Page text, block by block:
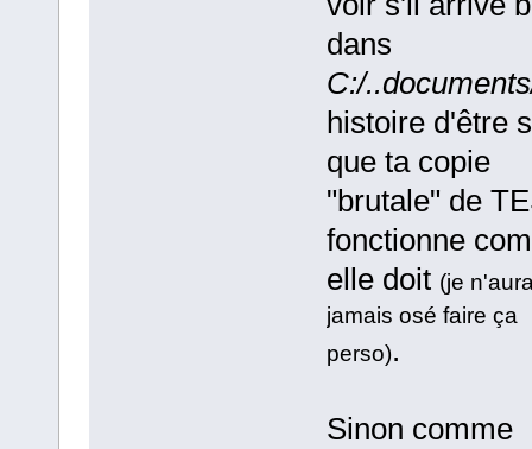
dans
C:/
histoire d'être
que ta copie
"brutale" de
fonctionne
elle doit (je
jamais osé faire ça
perso).
Sinon comme